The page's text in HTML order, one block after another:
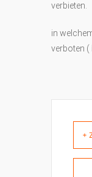
verbieten.
in
verboten (
+